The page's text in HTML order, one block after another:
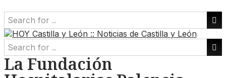
La Fundación